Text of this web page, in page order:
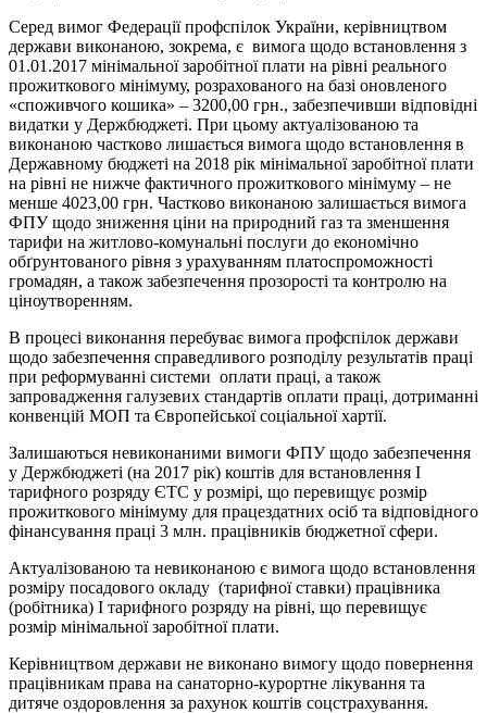
Серед вимог Федерації профспілок України, керівництвом
держави виконаною, зокрема, є вимога щодо встановлення з
01.01.2017 мінімальної заробітної плати на рівні реального
прожиткового мінімуму, розрахованого на базі оновленого
«споживчого кошика» – 3200,00 грн., забезпечивши відповідні
видатки у Держбюджеті. При цьому актуалізованою та
виконаною частково лишається вимога щодо встановлення в
Державному бюджеті на 2018 рік мінімальної заробітної плати
на рівні не нижче фактичного прожиткового мінімуму – не
менше 4023,00 грн. Частково виконаною залишається вимога
ФПУ щодо зниження ціни на природний газ та зменшення
тарифи на житлово-комунальні послуги до економічно
обґрунтованого рівня з урахуванням платоспроможності
громадян, а також забезпечення прозорості та контролю на
ціноутворенням.
В процесі виконання перебуває вимога профспілок держави
щодо забезпечення справедливого розподілу результатів праці
при реформуванні системи оплати праці, а також
запровадження галузевих стандартів оплати праці, дотриманні
конвенцій МОП та Європейської соціальної хартії.
Залишаються невиконаними вимоги ФПУ щодо забезпечення
у Держбюджеті (на 2017 рік) коштів для встановлення І
тарифного розряду ЄТС у розмірі, що перевищує розмір
прожиткового мінімуму для працездатних осіб та відповідного
фінансування праці 3 млн. працівників бюджетної сфери.
Актуалізованою та невиконаною є вимога щодо встановлення
розміру посадового окладу (тарифної ставки) працівника
(робітника) І тарифного розряду на рівні, що перевищує
розмір мінімальної заробітної плати.
Керівництвом держави не виконано вимогу щодо повернення
працівникам права на санаторно-курортне лікування та
дитяче оздоровлення за рахунок коштів соцстрахування.